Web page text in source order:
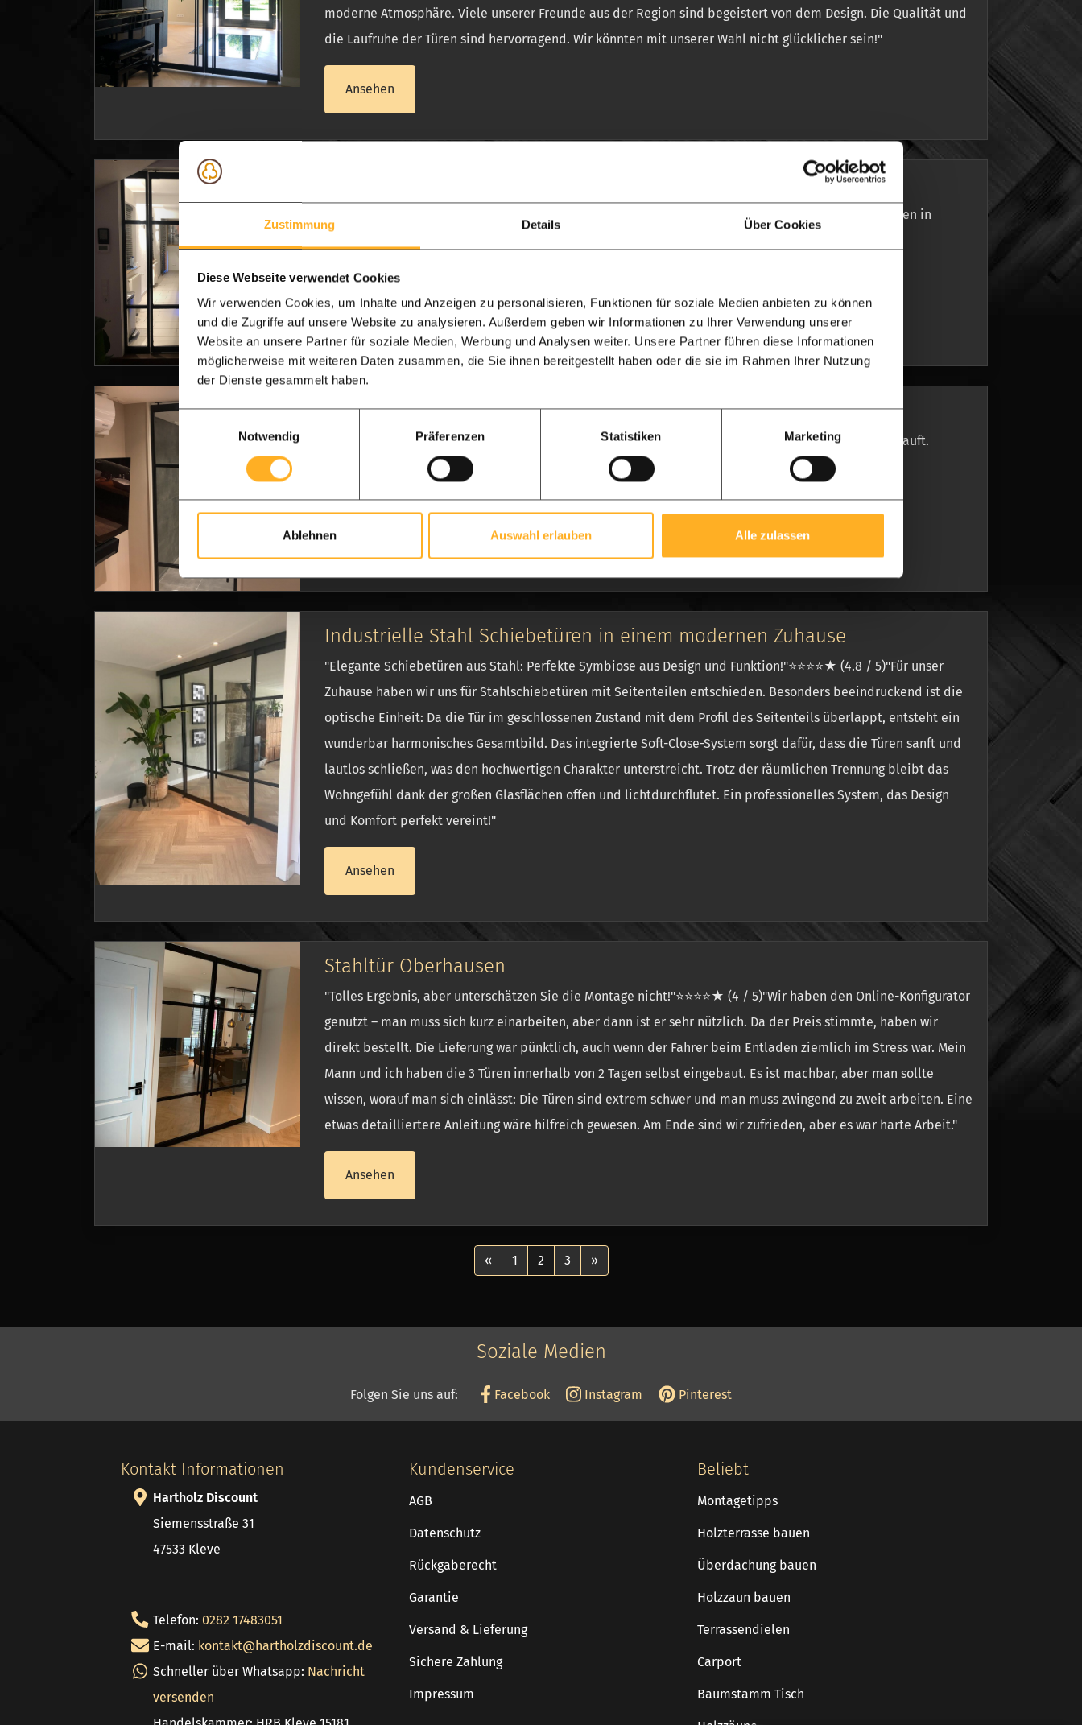
Zustimmung Details Über Cookies
Diese Webseite verwendet Cookies
Wir verwenden Cookies, um Inhalte und Anzeigen zu personalisieren, Funktionen für soziale Medien anbieten zu können
und die Zugriffe auf unsere Website zu analysieren. Außerdem geben wir Informationen zu Ihrer Verwendung unserer
Website an unsere Partner für soziale Medien, Werbung und Analysen weiter. Unsere Partner führen diese Informationen
möglicherweise mit weiteren Daten zusammen, die Sie ihnen bereitgestellt haben oder die sie im Rahmen Ihrer Nutzung
der Dienste gesammelt haben.
Notwendig
Präferenzen Statistiken Marketing
Ablehnen Auswahl erlauben Alle zulassen
moderne Atmosphäre. Viele unserer Freunde aus der Region sind begeistert von dem Design. Die Qualität und
die Laufruhe der Türen sind hervorragend. Wir könnten mit unserer Wahl nicht glücklicher sein!"
Ansehen
Schöne Stahltüren mit 2 Seitenfenstern. Super zufrieden nach Erhalt, wir haben diese Stahl-Lofttüren in
Einzeltür aus Stahl, Drehtür
Eine Bereicherung für unser Haus, schönen Zustand Tür zwischen der Waschküche und dem Flur gekauft.
Industrielle Stahl Schiebetüren in einem modernen Zuhause
"Elegante Schiebetüren aus Stahl: Perfekte Symbiose aus Design und Funktion!"⭐⭐⭐⭐★ (4.8 / 5)"Für unser
Zuhause haben wir uns für Stahlschiebetüren mit Seitenteilen entschieden. Besonders beeindruckend ist die
optische Einheit: Da die Tür im geschlossenen Zustand mit dem Profil des Seitenteils überlappt, entsteht ein
wunderbar harmonisches Gesamtbild. Das integrierte Soft-Close-System sorgt dafür, dass die Türen sanft und
lautlos schließen, was den hochwertigen Charakter unterstreicht. Trotz der räumlichen Trennung bleibt das
Wohngefühl dank der großen Glasflächen offen und lichtdurchflutet. Ein professionelles System, das Design
und Komfort perfekt vereint!"
Ansehen
Stahltür Oberhausen
"Tolles Ergebnis, aber unterschätzen Sie die Montage nicht!"⭐⭐⭐⭐★ (4 / 5)"Wir haben den Online-Konfigurator
genutzt – man muss sich kurz einarbeiten, aber dann ist er sehr nützlich. Da der Preis stimmte, haben wir
direkt bestellt. Die Lieferung war pünktlich, auch wenn der Fahrer beim Entladen ziemlich im Stress war. Mein
Mann und ich haben die 3 Türen innerhalb von 2 Tagen selbst eingebaut. Es ist machbar, aber man sollte
wissen, worauf man sich einlässt: Die Türen sind extrem schwer und man muss zwingend zu zweit arbeiten. Eine
etwas detailliertere Anleitung wäre hilfreich gewesen. Am Ende sind wir zufrieden, aber es war harte Arbeit."
Ansehen
« 1 2 3 »
Soziale Medien
Folgen Sie uns auf: Facebook Instagram Pinterest
Kontakt Informationen
Hartholz Discount
Siemensstraße 31
47533 Kleve
Telefon: 0282 17483051
E-mail: kontakt@hartholzdiscount.de
Schneller über Whatsapp: Nachricht
versenden
Kundenservice
AGB
Datenschutz
Rückgaberecht
Garantie
Versand & Lieferung
Sichere Zahlung
Impressum
Beliebt
Montagetipps
Holzterrasse bauen
Überdachung bauen
Holzzaun bauen
Terrassendielen
Carport
Baumstamm Tisch